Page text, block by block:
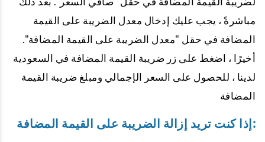
مباشرةً ، يجب عليك إدخال معدل الضريبة على القيمة
المضافة في حقل "معدل الضريبة على القيمة المضافة".
أخيرًا ، اضغط على زر ضريبة القيمة المضافة في السعودية
لدينا ، للحصول على السعر الإجمالي ومبلغ ضريبة القيمة
المضافة
إذا كنت تريد إزالة الضريبة على القيمة المضافة: